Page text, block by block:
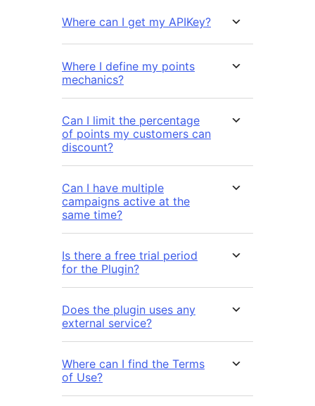
Where can I get my APIKey?
Where I define my points
mechanics?
Can I limit the percentage
of points my customers can
discount?
Can I have multiple
campaigns active at the
same time?
Is there a free trial period
for the Plugin?
Does the plugin uses any
external service?
Where can I find the Terms
of Use?